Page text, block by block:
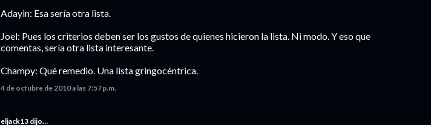
Adayin: Esa sería otra lista.
Joel: Pues los criterios deben ser los gustos de quienes hicieron la lista. Ni modo. Y eso que
comentas, sería otra lista interesante.
Champy: Qué remedio. Una lista gringocéntrica.
4 de octubre de 2010 a las 7:57 p.m.
eljack13 dijo…